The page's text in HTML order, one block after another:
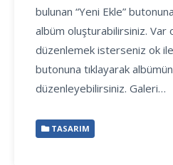
bulunan “Yeni Ekle”
albüm oluşturabilirsiniz. Var
düzenlemek isterseniz ok
butonuna tıklayarak
düzenleyebilirsiniz. Galeri…
TASARIM